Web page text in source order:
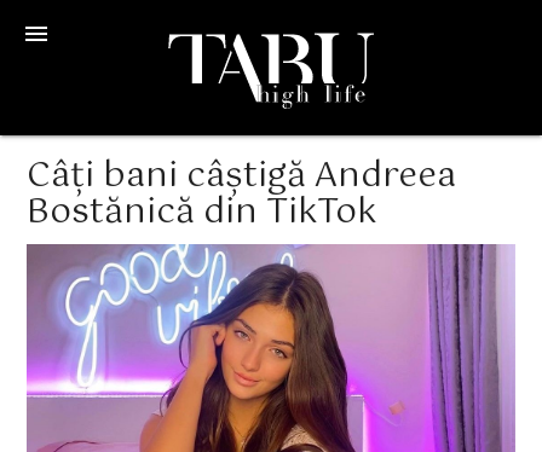
menu
Câți bani câștigă Andreea
Bostănică din TikTok